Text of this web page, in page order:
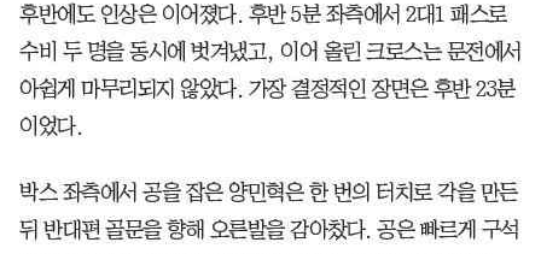
후반에도 인상은 이어졌다. 후반 5분 좌측에서 2대1 패스로
수비 두 명을 동시에 벗겨냈고, 이어 올린 크로스는 문전에서
아쉽게 마무리되지 않았다. 가장 결정적인 장면은 후반 23분
이었다.
박스 좌측에서 공을 잡은 양민혁은 한 번의 터치로 각을 만든
뒤 반대편 골문을 향해 오른발을 감아찼다. 공은 빠르게 구석